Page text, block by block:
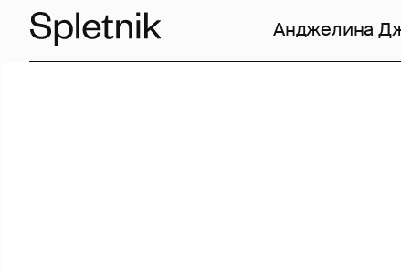
Анджелина